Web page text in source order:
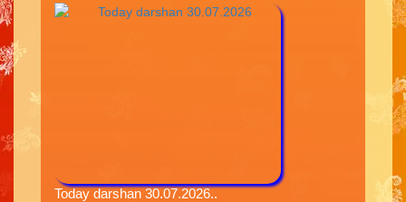
Today darshan 30.07.2026..